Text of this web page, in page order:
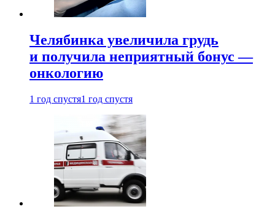
Челябинка увеличила грудь
и получила неприятный бонус —
онкологию
1 год спустя1 год спустя